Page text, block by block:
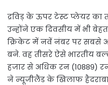
द्रविड़ के ऊपर टेस्ट प्लेयर
उन्होंने एक दिवसीय में भी
क्रिकेट में नवें नंबर पर सबसे
बने. वह तीसरे ऐसे भारतीय
हजार से अधिक रन (10889)
ने न्यूजीलैंड के खिलाफ